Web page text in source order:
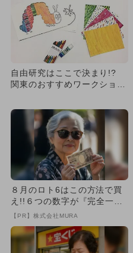
自由研究はここで決まり!?
関東のおすすめワークショッ
８月のロト6はこの方法で買
え!!６つの数字が『完全一
致』する方法
【PR】株式会社MURA